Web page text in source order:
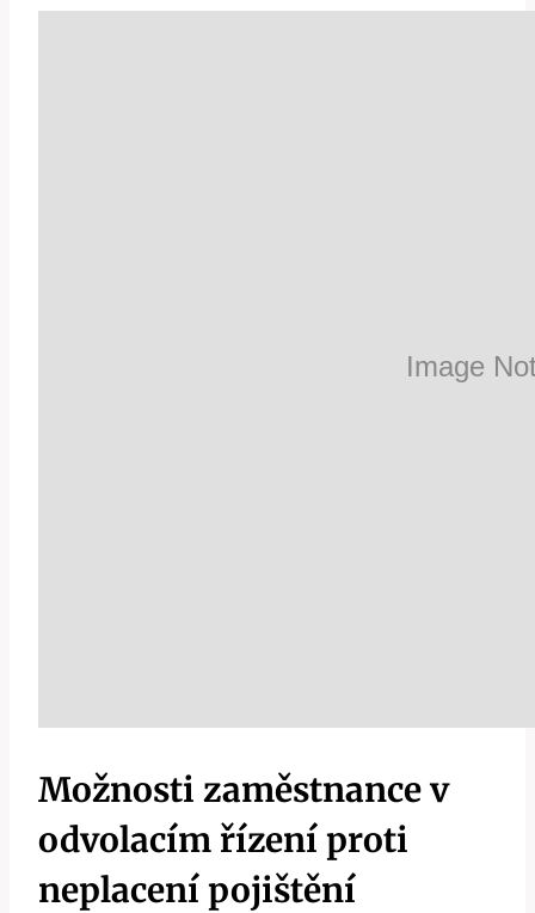
Možnosti zaměstnance v
odvolacím řízení proti
neplacení pojištění